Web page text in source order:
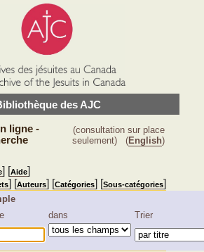
des AJC
ligne -
(consultation sur place
seulement) (English)
] [Aide]
] [Auteurs] [Catégories] [Sous-catégories]
dans Trier